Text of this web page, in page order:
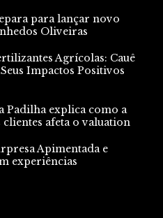
para lançar novo
Oliveiras
Agrícolas: Cauê
Impactos Positivos
Padilha explica como a
afeta o valuation
Apimentada e
experiências